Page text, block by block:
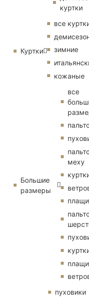
куртки
Куртки
все
зимние
кожаные
Большие
размеры
все
меху
плащи
плащи
пуховики